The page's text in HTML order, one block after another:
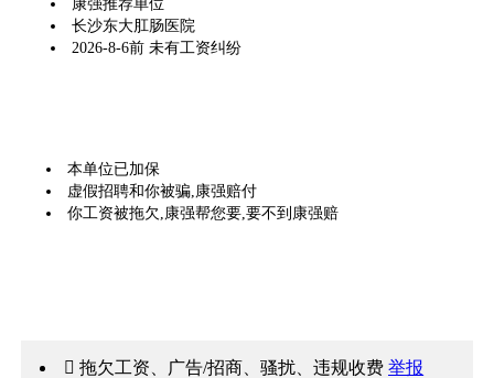
康强推荐单位
长沙东大肛肠医院
2026-8-6前 未有工资纠纷
本单位已加保
虚假招聘和你被骗,康强赔付
你工资被拖欠,康强帮您要,要不到康强赔
 拖欠工资、广告/招商、骚扰、违规收费举报